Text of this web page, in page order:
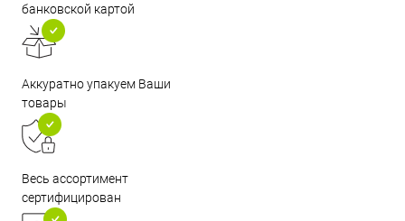
банковской картой
Аккуратно упакуем Ваши
товары
Весь ассортимент
сертифицирован